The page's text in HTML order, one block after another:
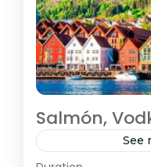
Salmón,
See